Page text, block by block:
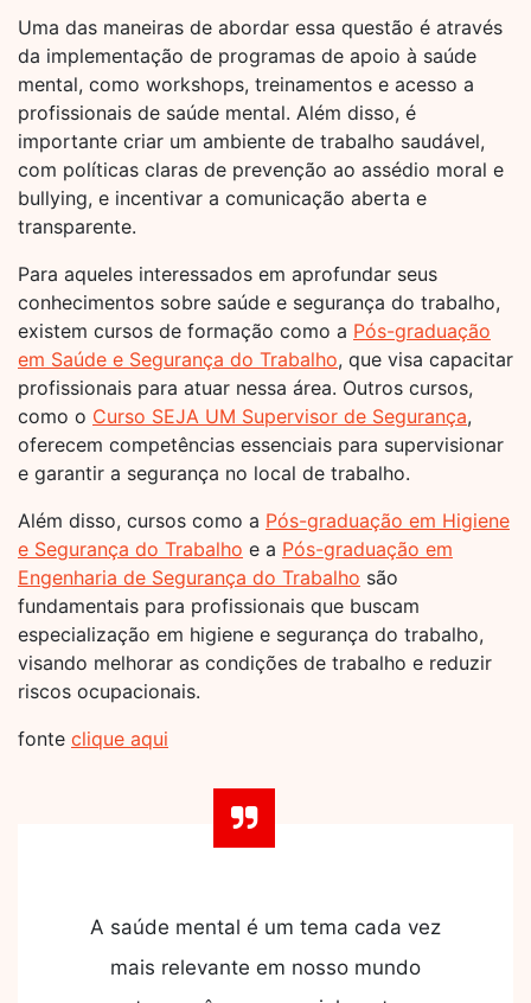
Uma das maneiras de abordar essa questão é através
da implementação de programas de apoio à saúde
mental, como workshops, treinamentos e acesso a
profissionais de saúde mental. Além disso, é
importante criar um ambiente de trabalho saudável,
com políticas claras de prevenção ao assédio moral e
bullying, e incentivar a comunicação aberta e
transparente.
Para aqueles interessados em aprofundar seus
conhecimentos sobre saúde e segurança do trabalho,
existem cursos de formação como a Pós-graduação
em Saúde e Segurança do Trabalho, que visa capacitar
profissionais para atuar nessa área. Outros cursos,
como o Curso SEJA UM Supervisor de Segurança,
oferecem competências essenciais para supervisionar
e garantir a segurança no local de trabalho.
Além disso, cursos como a Pós-graduação em Higiene
e Segurança do Trabalho e a Pós-graduação em
Engenharia de Segurança do Trabalho são
fundamentais para profissionais que buscam
especialização em higiene e segurança do trabalho,
visando melhorar as condições de trabalho e reduzir
riscos ocupacionais.
fonte clique aqui
A saúde mental é um tema cada vez
mais relevante em nosso mundo